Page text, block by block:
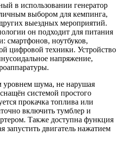
в использовании генератор
выбором для кемпинга,
выездных мероприятий.
он подходит для питания
смартфонов, ноутбуков,
цифровой техники. Устройство
напряжение,
уровнем шума, не нарушая
системой простого
прокачка топлива или
включить тумблер и
Также доступна функция
запустить двигатель нажатием